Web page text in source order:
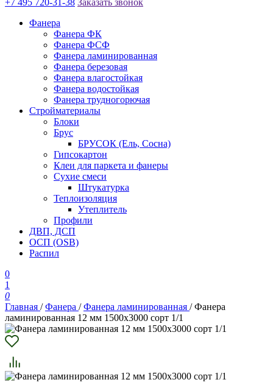
+7 495 720-31-38 Заказать звонок
Фанера
Фанера ФК
Фанера ФСФ
Фанера ламинированная
Фанера березовая
Фанера влагостойкая
Фанера водостойкая
Фанера трудногорючая
Стройматериалы
Блоки
Брус
БРУСОК (Ель, Сосна)
Гипсокартон
Клеи для паркета и фанеры
Сухие смеси
Штукатурка
Теплоизоляция
Утеплитель
Профили
ДВП, ДСП
ОСП (OSB)
Распил
0
1
0
Главная /Фанера /Фанера ламинированная /Фанера
ламинированная 12 мм 1500х3000 сорт 1/1